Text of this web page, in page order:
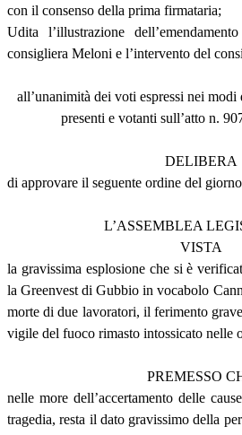
con il consenso della prima firmataria;
Udita l’illustrazione
consigliera Meloni e l’intervento del
all’unanimità dei voti espressi nei
presenti e votanti sull’atto n.
DELIBERA
di approvare il seguente ordine del
L’ASSEMBLEA
VISTA
la gravissima esplosione che si è
la Greenvest di Gubbio in vocabolo
morte di due lavoratori, il ferimento
vigile del fuoco rimasto intossicato nelle
PREMESSO
nelle more dell’accertamento delle
tragedia, resta il dato gravissimo della